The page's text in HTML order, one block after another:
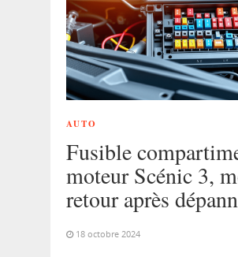
AUTO
Fusible
moteur Scénic 3,
retour après
18 octobre 2024